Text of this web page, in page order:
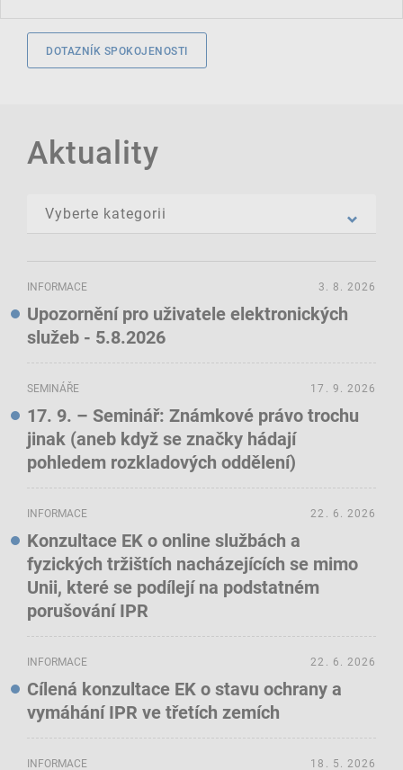
DOTAZNÍK SPOKOJENOSTI
Aktuality
INFORMACE
Upozornění pro uživatele elektronických
služeb - 5.8.2026
3. 8. 2026
SEMINÁŘE
17. 9. – Seminář: Známkové právo trochu
jinak (aneb když se značky hádají
pohledem rozkladových oddělení)
17. 9. 2026
INFORMACE
Konzultace EK o online službách a
fyzických tržištích nacházejících se mimo
Unii, které se podílejí na podstatném
porušování IPR
22. 6. 2026
INFORMACE
Cílená konzultace EK o stavu ochrany a
vymáhání IPR ve třetích zemích
22. 6. 2026
INFORMACE 18. 5. 2026